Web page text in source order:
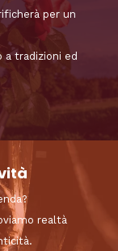
per un
tradizioni ed
realtà